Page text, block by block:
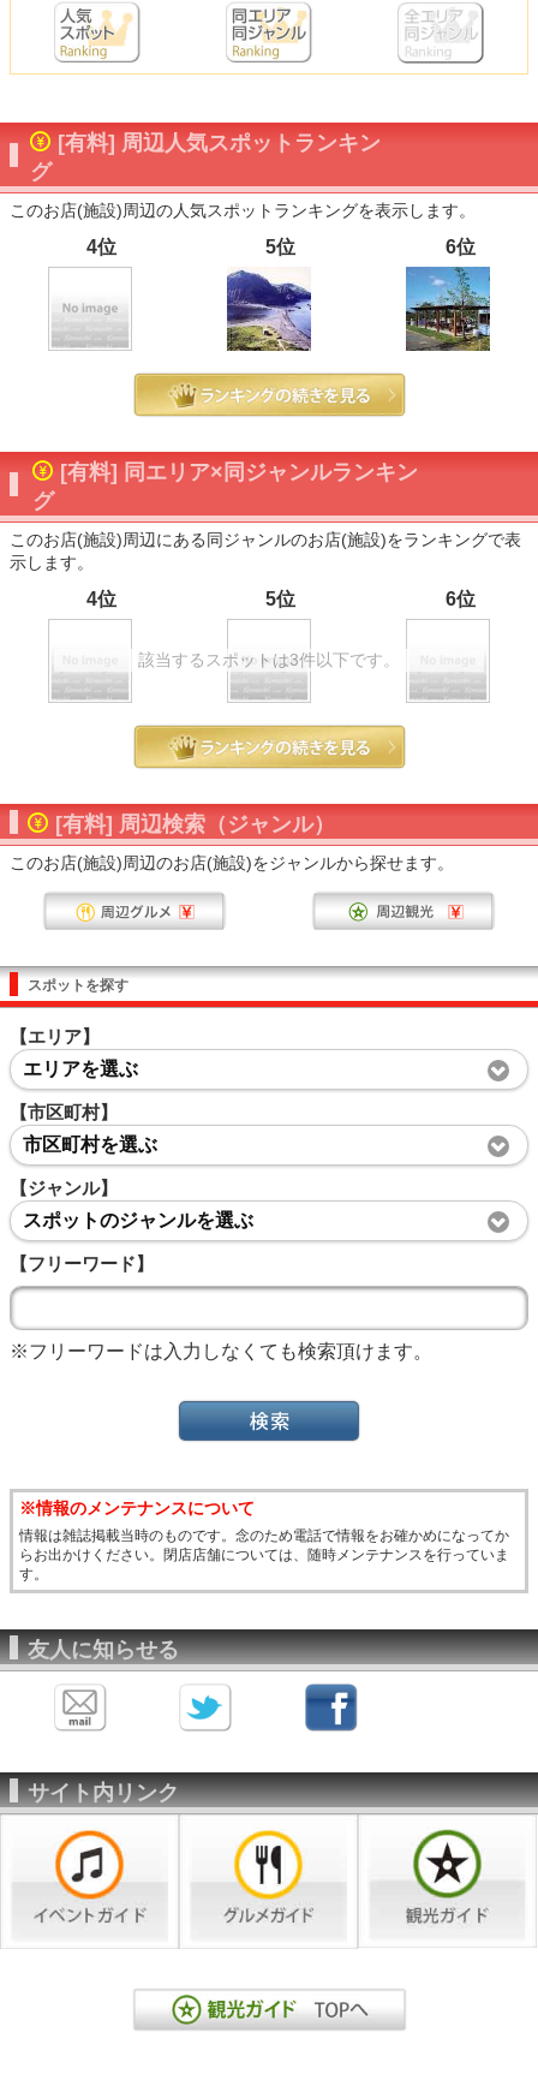
[有料] 周辺人気スポットランキン
グ
このお店(施設)周辺の人気スポットランキングを表示します。
4位 5位 6位
[有料] 同エリア×同ジャンルランキン
グ
このお店(施設)周辺にある同ジャンルのお店(施設)をランキングで表
示します。
4位 5位 6位
該当するスポットは3件以下です。
[有料] 周辺検索（ジャンル）
このお店(施設)周辺のお店(施設)をジャンルから探せます。
スポットを探す
【エリア】
エリアを選ぶ
【市区町村】
市区町村を選ぶ
【ジャンル】
スポットのジャンルを選ぶ
【フリーワード】
※フリーワードは入力しなくても検索頂けます。
※情報のメンテナンスについて
情報は雑誌掲載当時のものです。念のため電話で情報をお確かめになってか
らお出かけください。閉店店舗については、随時メンテナンスを行っていま
す。
友人に知らせる
サイト内リンク